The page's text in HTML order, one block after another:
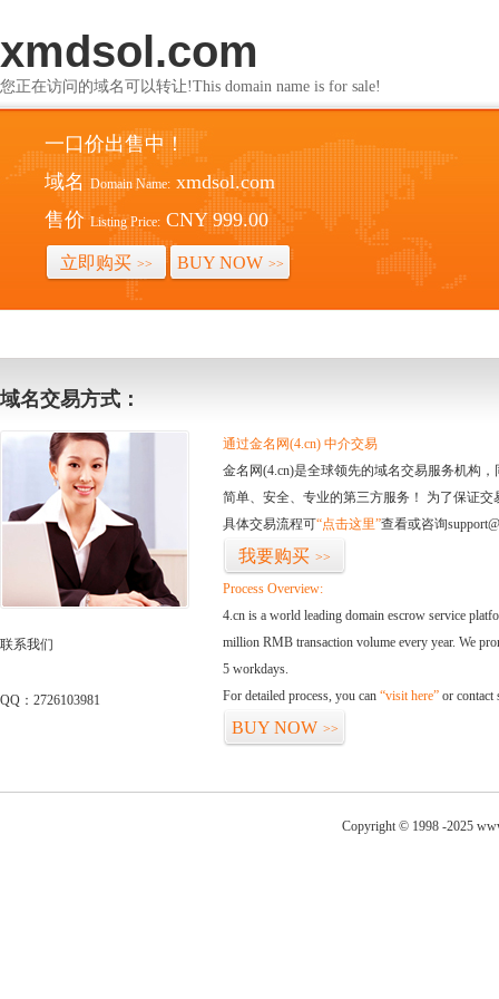
xmdsol.com
您正在访问的域名可以转让!This domain name is for sale!
一口价出售中！
域名 Domain Name: xmdsol.com
售价 Listing Price: CNY 999.00
立即购买 >> BUY NOW >>
域名交易方式：
联系我们
QQ：2726103981
通过金名网(4.cn) 中介交易
金名网(4.cn)是全球领先的域名交易服务机构
简单、安全、专业的第三方服务！ 为了保证
具体交易流程可“点击这里”查看或咨询
我要购买 >>
Process Overview:
4.cn is a world leading domain escrow service
million RMB transaction volume every year. We
5 workdays.
For detailed process, you can “visit here” or contact
BUY NOW >>
Copyright © 1998 -2025